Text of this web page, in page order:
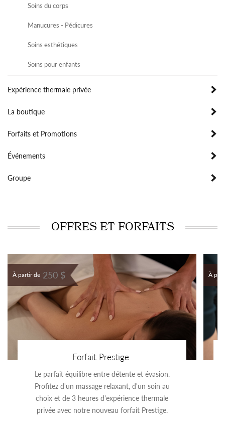
Soins du corps
Manucures - Pédicures
Soins esthétiques
Soins pour enfants
Expérience thermale privée
La boutique
Forfaits et Promotions
Événements
Groupe
OFFRES ET FORFAITS
À partir de 250 $
Forfait Prestige
Le parfait équilibre entre détente et évasion.
Profitez d'un massage relaxant, d'un soin au
choix et de 3 heures d'expérience thermale
privée avec notre nouveau forfait Prestige.
À